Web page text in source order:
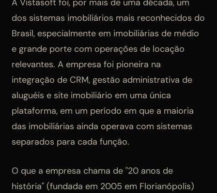
A Vistasoft foi, por mais de uma década, um
dos sistemas imobiliários mais reconhecidos do
Brasil, especialmente em imobiliárias de médio
e grande porte com operações de locação
relevantes. A empresa foi pioneira na
integração de CRM, gestão administrativa de
aluguéis e site imobiliário em uma única
plataforma, em um período em que a maioria
das imobiliárias ainda operava com sistemas
separados para cada função.
O que a empresa chama de "20 anos de
história" (fundada em 2005 em Florianópolis)